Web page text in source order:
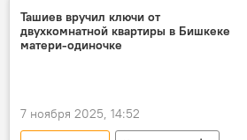
Иссык-Кульская область
Ташиев вручил ключи от
двухкомнатной квартиры в Бишкеке
матери-одиночке
7 ноября 2025, 14:52